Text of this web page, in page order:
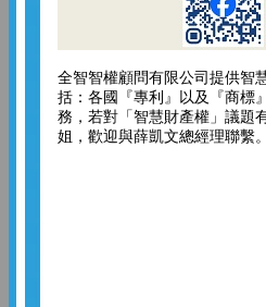
全智智權顧問有限公司提供智
括：各國『專利』以及『商標
務，若對「智慧財產權」議題
姐，歡迎與薛凱文總經理聯繫。